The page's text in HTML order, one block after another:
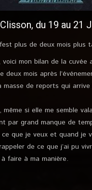
du 19 au 21
plus de deux mois plus
voici mon bilan de la cuvée
deux mois après
masse de reports qui
même si elle me semble
par grand manque de
que je veux et quand je
de ce que j’ai pu
faire à ma manière.